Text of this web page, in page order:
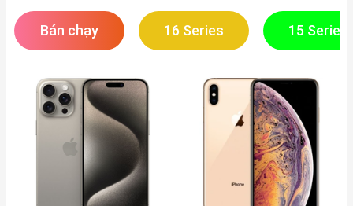
Bán chạy 16 Series 15 Series